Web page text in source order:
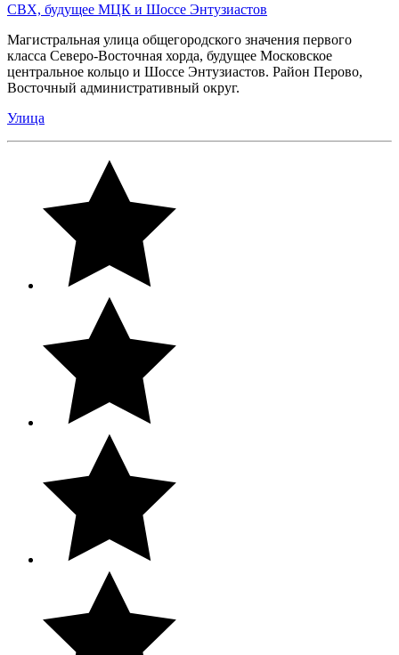
СВХ, будущее МЦК и Шоссе Энтузиастов
Магистральная улица общегородского значения первого
класса Северо-Восточная хорда, будущее Московское
центральное кольцо и Шоссе Энтузиастов. Район Перово,
Восточный административный округ.
Улица